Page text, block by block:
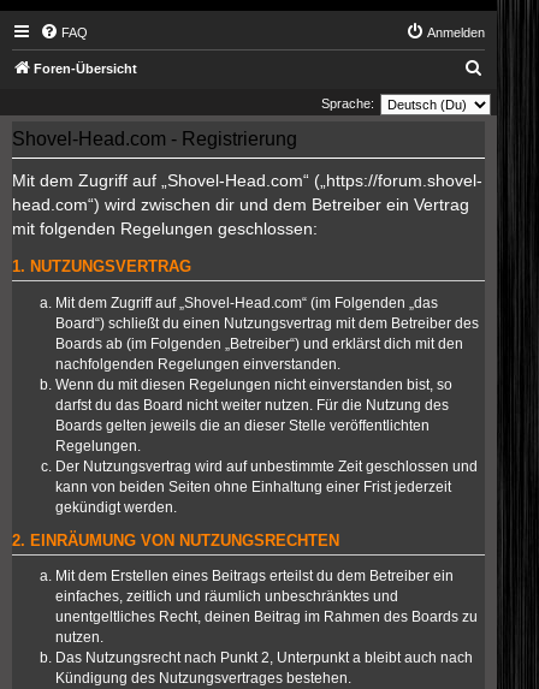
FAQ Anmelden
Foren-Übersicht
u
Sprache:
Shovel-Head.com - Registrierung
Mit dem Zugriff auf „Shovel-Head.com“ („https://forum.shovel-
head.com“) wird zwischen dir und dem Betreiber ein Vertrag
mit folgenden Regelungen geschlossen:
1. NUTZUNGSVERTRAG
Mit dem Zugriff auf „Shovel-Head.com“ (im Folgenden „das
Board“) schließt du einen Nutzungsvertrag mit dem Betreiber des
Boards ab (im Folgenden „Betreiber“) und erklärst dich mit den
nachfolgenden Regelungen einverstanden.
Wenn du mit diesen Regelungen nicht einverstanden bist, so
darfst du das Board nicht weiter nutzen. Für die Nutzung des
Boards gelten jeweils die an dieser Stelle veröffentlichten
Regelungen.
Der Nutzungsvertrag wird auf unbestimmte Zeit geschlossen und
kann von beiden Seiten ohne Einhaltung einer Frist jederzeit
gekündigt werden.
2. EINRÄUMUNG VON NUTZUNGSRECHTEN
Mit dem Erstellen eines Beitrags erteilst du dem Betreiber ein
einfaches, zeitlich und räumlich unbeschränktes und
unentgeltliches Recht, deinen Beitrag im Rahmen des Boards zu
nutzen.
Das Nutzungsrecht nach Punkt 2, Unterpunkt a bleibt auch nach
Kündigung des Nutzungsvertrages bestehen.